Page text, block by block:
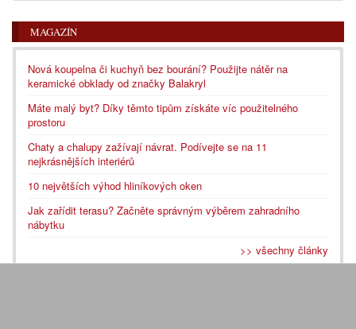
MAGAZÍN
Nová koupelna či kuchyň bez bourání? Použijte nátěr na
keramické obklady od značky Balakryl
Máte malý byt? Díky těmto tipům získáte víc použitelného
prostoru
Chaty a chalupy zažívají návrat. Podívejte se na 11
nejkrásnějších interiérů
10 největších výhod hliníkových oken
Jak zařídit terasu? Začněte správným výběrem zahradního
nábytku
>> všechny články